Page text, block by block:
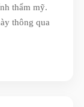
thẩm mỹ.
thông qua